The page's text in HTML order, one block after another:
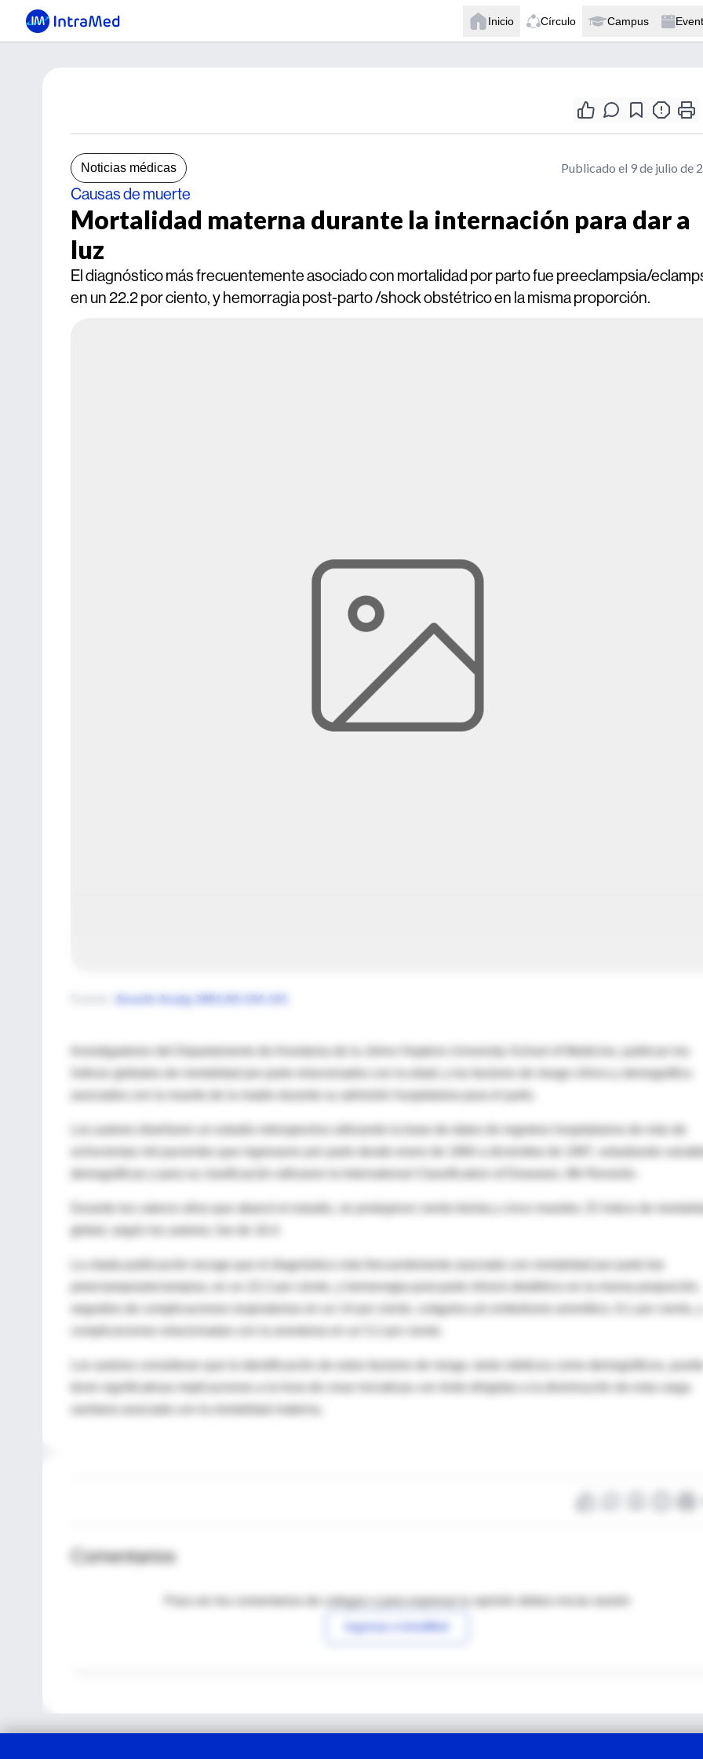
Inicio Círculo Campus
Noticias médicas Publicado el 9 de julio de
Causas de muerte
Mortalidad materna durante la internación para dar a
luz
El diagnóstico más frecuentemente asociado con mortalidad por parto fue preeclampsia/
en un 22.2 por ciento, y hemorragia post-parto /shock obstétrico en la misma proporción.
Anesth Analg 2001;93:134-141
Investigadores del Departamento de Anestesia de la Johns Hopkins University School of Medicine, publican los
índices globales de mortalidad por parto relacionados con la edad; y los factores de riesgo clínico y demográfico
Los autores diseñaron un estudio retrospectivo utilizando la base de datos de registros hospitalarios de más de
ochocientas mil pacientes que ingresaron por parto desde enero de 1984 a diciembre de 1997, estudiando
demográficas y para su clasificación utilizaron la International Classification of Diseases, 9th Revisión.
global, según los autores, fue de 16.4.
La citada publicación recoge que el diagnóstico más frecuentemente asociado con mortalidad por parto fue
preeclampsia/eclampsia, en un 22.2 por ciento, y hemorragia post-parto /shock obstétrico en la misma proporción,
seguidos de complicaciones respiratorias en un 14 por ciento, coágulos y/o embolismo amniótico, 8.1 por ciento, y
Los autores consideran que la identificación de estos factores de riesgo, tanto médicos como demográficos, puede
tener significativas implicaciones a la hora de crear iniciativas con éxito dirigidas a la disminución de esta carga
Comentarios
Para ver los comentarios de colegas o para expresar tu opinión debes iniciar sesión
Ingresar a IntraMed